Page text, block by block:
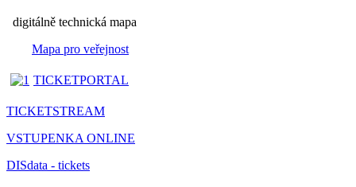
digitálně technická mapa
Mapa pro veřejnost
TICKETPORTAL
TICKETSTREAM
VSTUPENKA ONLINE
DISdata - tickets